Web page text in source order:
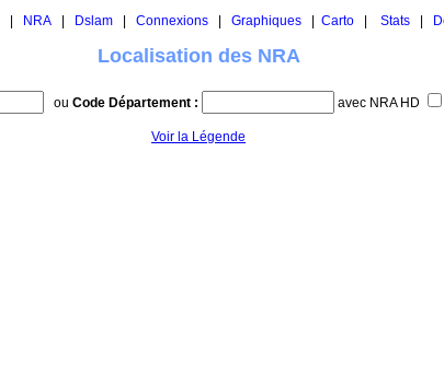
NRA Dslam Connexions Graphiques Carto Stats
Localisation des NRA
ou Code Département : avec NRA HD
Voir la Légende